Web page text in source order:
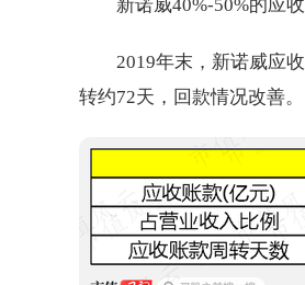
新诺威40%-50%的应
2019年末，新诺威应
转约72天，回款情况改善。